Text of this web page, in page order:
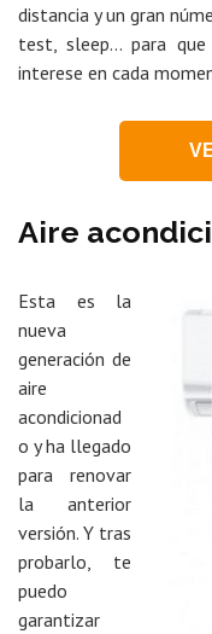
distancia y un gran
test, sleep… para
interese en cada
Aire
Esta es la
nueva
generación de
aire
acondicionad
o y ha llegado
para renovar
la anterior
versión. Y tras
probarlo, te
puedo
garantizar